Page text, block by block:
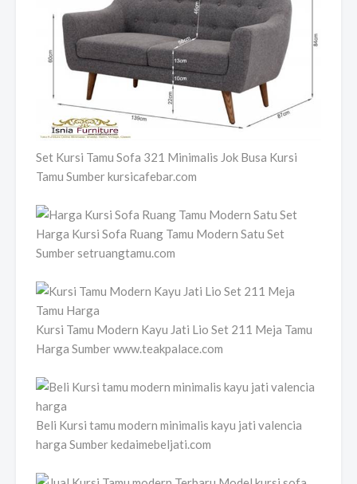
Set Kursi Tamu Sofa 321 Minimalis Jok Busa Kursi
Tamu Sumber kursicafebar.com
Harga Kursi Sofa Ruang Tamu Modern Satu Set
Sumber setruangtamu.com
Kursi Tamu Modern Kayu Jati Lio Set 211 Meja Tamu
Harga Sumber www.teakpalace.com
Beli Kursi tamu modern minimalis kayu jati valencia
harga Sumber kedaimebeljati.com